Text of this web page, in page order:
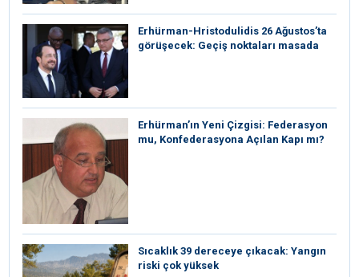
Erhürman-Hristodulidis 26 Ağustos’ta
görüşecek: Geçiş noktaları masada
Erhürman’ın Yeni Çizgisi: Federasyon
mu, Konfederasyona Açılan Kapı mı?
Sıcaklık 39 dereceye çıkacak: Yangın
riski çok yüksek